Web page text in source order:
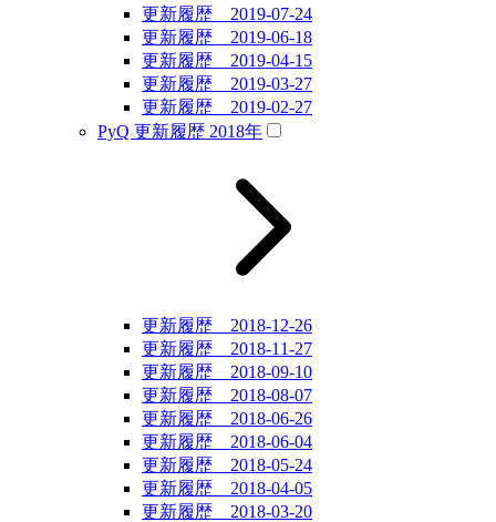
更新履歴 2019-07-24
更新履歴 2019-06-18
更新履歴 2019-04-15
更新履歴 2019-03-27
更新履歴 2019-02-27
PyQ 更新履歴 2018年
更新履歴 2018-12-26
更新履歴 2018-11-27
更新履歴 2018-09-10
更新履歴 2018-08-07
更新履歴 2018-06-26
更新履歴 2018-06-04
更新履歴 2018-05-24
更新履歴 2018-04-05
更新履歴 2018-03-20